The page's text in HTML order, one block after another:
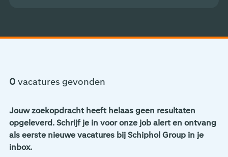
0 vacatures gevonden
Jouw zoekopdracht heeft helaas geen resultaten
opgeleverd. Schrijf je in voor onze job alert en ontvang
als eerste nieuwe vacatures bij Schiphol Group in je
inbox.